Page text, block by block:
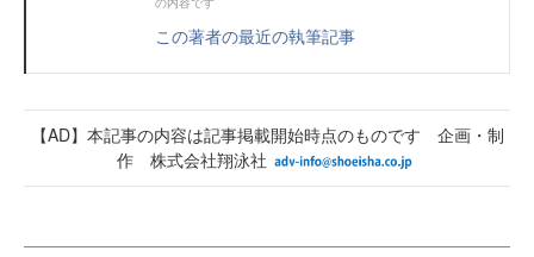
この著者の最近の執筆記事
【AD】本記事の内容は記事掲載開始時点のものです 企画・制
作 株式会社翔泳社